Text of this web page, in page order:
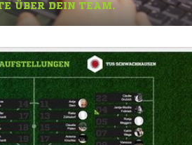
ÜBER DEIN TEAM.